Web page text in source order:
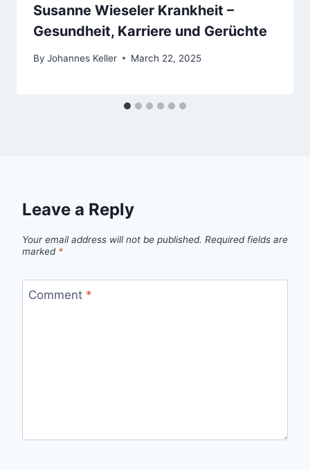
Susanne Wieseler Krankheit –
Gesundheit, Karriere und Gerüchte
By Johannes Keller March 22, 2025
Leave a Reply
Your email address will not be published. Required fields are
marked *
Comment *